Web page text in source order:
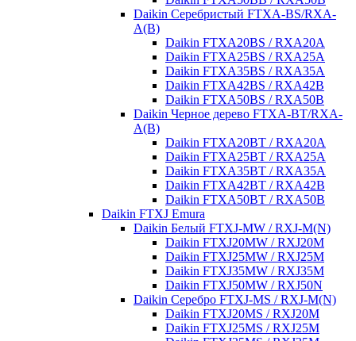
Daikin Серебристый FTXA-BS/RXA-
A(B)
Daikin FTXA20BS / RXA20A
Daikin FTXA25BS / RXA25A
Daikin FTXA35BS / RXA35A
Daikin FTXA42BS / RXA42B
Daikin FTXA50BS / RXA50B
Daikin Черное дерево FTXA-BT/RXA-
A(B)
Daikin FTXA20BT / RXA20A
Daikin FTXA25BT / RXA25A
Daikin FTXA35BT / RXA35A
Daikin FTXA42BT / RXA42B
Daikin FTXA50BT / RXA50B
Daikin FTXJ Emura
Daikin Белый FTXJ-MW / RXJ-M(N)
Daikin FTXJ20MW / RXJ20M
Daikin FTXJ25MW / RXJ25M
Daikin FTXJ35MW / RXJ35M
Daikin FTXJ50MW / RXJ50N
Daikin Серебро FTXJ-MS / RXJ-M(N)
Daikin FTXJ20MS / RXJ20M
Daikin FTXJ25MS / RXJ25M